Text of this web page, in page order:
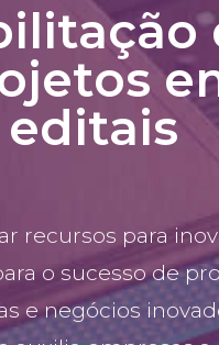
editais
recursos para
o sucesso de
e negócios